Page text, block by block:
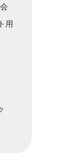
用